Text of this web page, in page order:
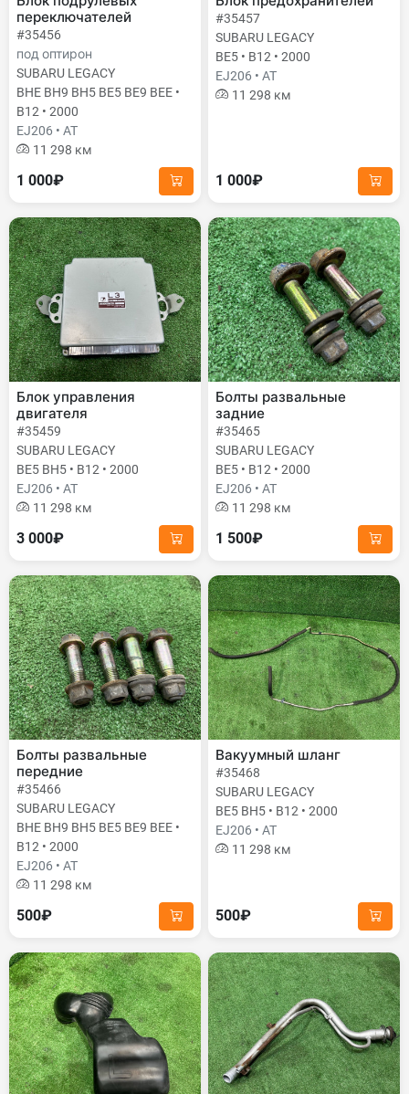
переключателей
#35456
под оптирон
SUBARU LEGACY
BHE BH9 BH5 BE5 BE9 BEE •
B12 • 2000
EJ206 • AT
11 298 км
1 000₽
#35457
SUBARU LEGACY
BE5 • B12 • 2000
EJ206 • AT
11 298 км
1 000₽
Блок управления
двигателя
#35459
SUBARU LEGACY
BE5 BH5 • B12 • 2000
EJ206 • AT
11 298 км
3 000₽
Болты развальные
задние
#35465
SUBARU LEGACY
BE5 • B12 • 2000
EJ206 • AT
11 298 км
1 500₽
Болты развальные
передние
#35466
SUBARU LEGACY
BHE BH9 BH5 BE5 BE9 BEE •
B12 • 2000
EJ206 • AT
11 298 км
500₽
Вакуумный шланг
#35468
SUBARU LEGACY
BE5 BH5 • B12 • 2000
EJ206 • AT
11 298 км
500₽